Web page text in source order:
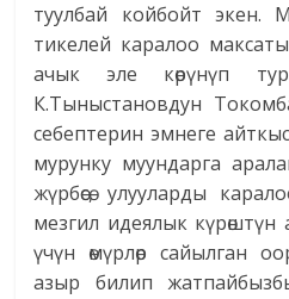
туулбай койбойт экен.
тикелей каралоо
ачык эле көрүнүп
К.Тыныстановдун
себептерин эмнеге
мурунку муундарга
жүрбөсө, улууларды
мезгил идеялык
үчүн өмүрлөр сайылган
азыр билип